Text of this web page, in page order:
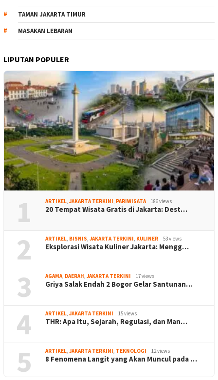
TAMAN JAKARTA TIMUR
MASAKAN LEBARAN
LIPUTAN POPULER
1 ARTIKEL JAKARTA TERKINI PARIWISATA 186 views
20 Tempat Wisata Gratis di Jakarta: Dest…
2 ARTIKEL BISNIS JAKARTA TERKINI KULINER 53 views
Eksplorasi Wisata Kuliner Jakarta: Mengg…
3 AGAMA DAERAH JAKARTA TERKINI 17 views
Griya Salak Endah 2 Bogor Gelar Santunan…
4 ARTIKEL JAKARTA TERKINI 15 views
THR: Apa Itu, Sejarah, Regulasi, dan Man…
5 ARTIKEL JAKARTA TERKINI TEKNOLOGI 12 views
8 Fenomena Langit yang Akan Muncul pada …